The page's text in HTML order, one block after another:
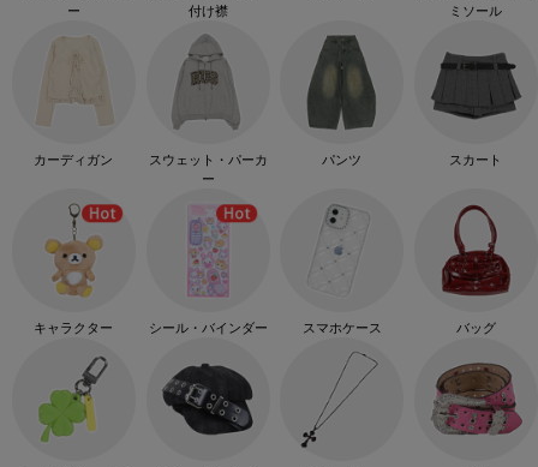
ー
付け襟
ミソール
カーディガン
スウェット・パーカ
ー
パンツ スカート
キャラクター シール・バインダー スマホケース バッグ